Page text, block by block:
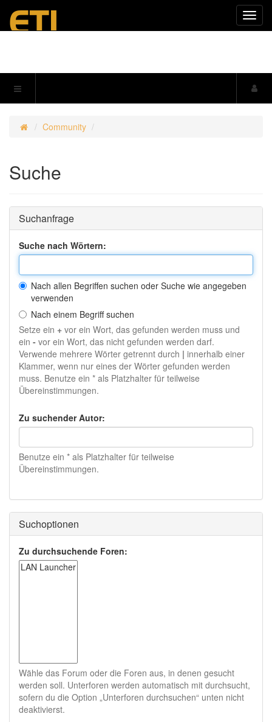
Community
Suche
Suchanfrage
Suche nach Wörtern:
Nach allen Begriffen suchen oder Suche wie angegeben
verwenden
Nach einem Begriff suchen
Setze ein + vor ein Wort, das gefunden werden muss und
ein - vor ein Wort, das nicht gefunden werden darf.
Verwende mehrere Wörter getrennt durch | innerhalb einer
Klammer, wenn nur eines der Wörter gefunden werden
muss. Benutze ein * als Platzhalter für teilweise
Übereinstimmungen.
Zu suchender Autor:
Benutze ein * als Platzhalter für teilweise
Übereinstimmungen.
Suchoptionen
Zu durchsuchende Foren:
Wähle das Forum oder die Foren aus, in denen gesucht
werden soll. Unterforen werden automatisch mit durchsucht,
sofern du die Option „Unterforen durchsuchen“ unten nicht
deaktivierst.